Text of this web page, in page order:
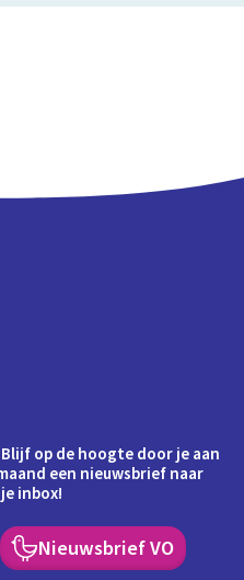
op de hoogte door je aan
een nieuwsbrief naar
inbox!
Nieuwsbrief VO